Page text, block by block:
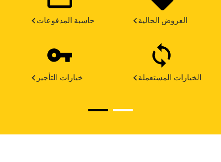
حاسبة المدفوعات العروض الحالية
خيارات التأجير الخيارات المستعملة